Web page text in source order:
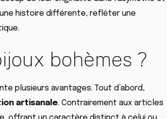
histoire différente, refléter une
bohèmes ?
plusieurs avantages. Tout d’abord,
artisanale. Contrairement aux articles